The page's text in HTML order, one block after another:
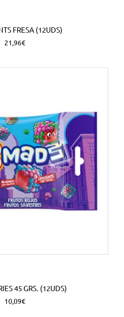
FRESA (12UDS)
21,96€
45 GRS. (12UDS)
10,09€